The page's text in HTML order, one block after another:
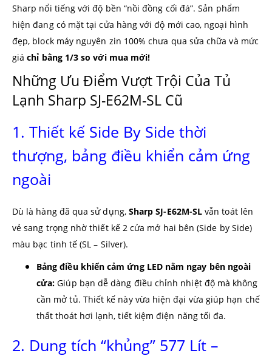
Sharp nổi tiếng với độ bền “nồi đồng cối đá”. Sản phẩm
hiện đang có mặt tại cửa hàng với độ mới cao, ngoại hình
đẹp, block máy nguyên zin 100% chưa qua sửa chữa và mức
giáchỉ bằng 1/3 so với mua mới!
Những Ưu Điểm Vượt Trội Của Tủ
Lạnh Sharp SJ-E62M-SL Cũ
1. Thiết kế Side By Side thời
thượng, bảng điều khiển cảm ứng
ngoài
Dù là hàng đã qua sử dụng, Sharp SJ-E62M-SL vẫn toát lên
vẻ sang trọng nhờ thiết kế 2 cửa mở hai bên (Side by Side)
màu bạc tinh tế (SL – Silver).
Bảng điều khiển cảm ứng LED nằm ngay bên ngoài
cửa: Giúp bạn dễ dàng điều chỉnh nhiệt độ mà không
cần mở tủ. Thiết kế này vừa hiện đại vừa giúp hạn chế
thất thoát hơi lạnh, tiết kiệm điện năng tối đa.
2. Dung tích “khủng” 577 Lít –